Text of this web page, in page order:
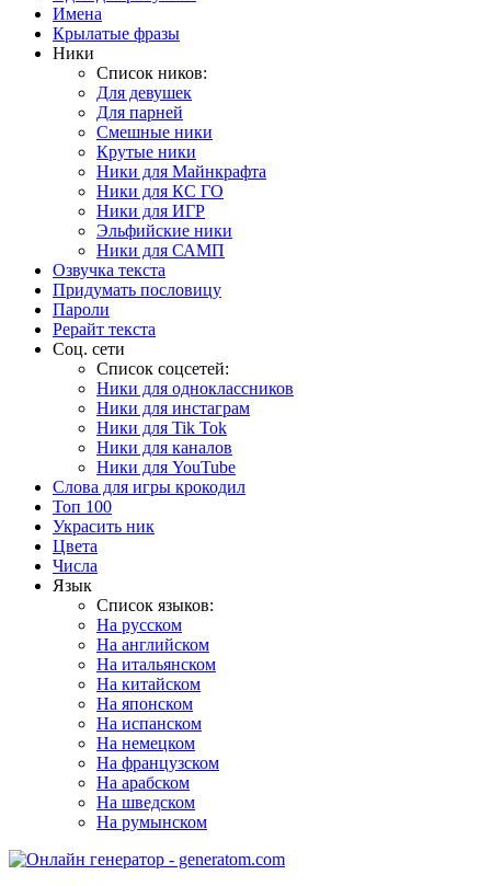
Имена
Крылатые фразы
Ники
Список ников:
Для девушек
Для парней
Смешные ники
Крутые ники
Ники для Майнкрафта
Ники для КС ГО
Ники для ИГР
Эльфийские ники
Ники для САМП
Озвучка текста
Придумать пословицу
Пароли
Рерайт текста
Соц. сети
Список соцсетей:
Ники для одноклассников
Ники для инстаграм
Ники для Tik Tok
Ники для каналов
Ники для YouTube
Слова для игры крокодил
Топ 100
Украсить ник
Цвета
Числа
Язык
Список языков:
На русском
На английском
На итальянском
На китайском
На японском
На испанском
На немецком
На французском
На арабском
На шведском
На румынском